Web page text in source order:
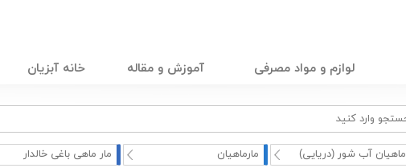
لوازم و مواد مصرفی آموزش و مقاله خانه آبزیان
ماهیان آب شور (دریایی) مارماهیان مار ماهی باغی خالدار